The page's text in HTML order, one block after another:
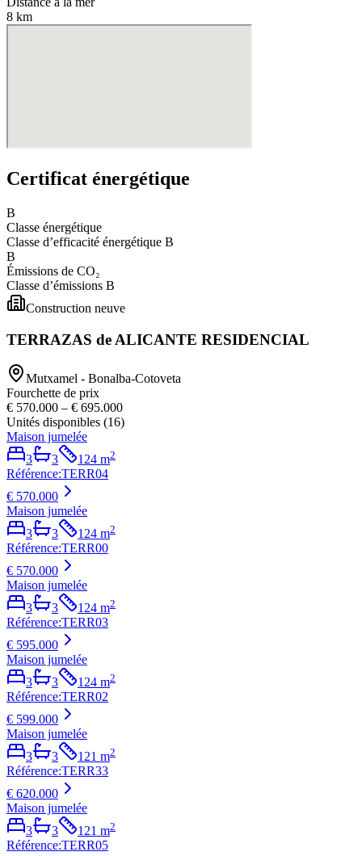
8 km
Certificat énergétique
B
Classe énergétique
Classe d’efficacité énergétique B
B
Émissions de CO₂
Classe d’émissions B
Construction neuve
TERRAZAS de ALICANTE RESIDENCIAL
Mutxamel - Bonalba-Cotoveta
Fourchette de prix
€ 570.000 – € 695.000
Unités disponibles (16)
Maison jumelée
3
3 124 m2
Référence:TERR04
€ 570.000
Maison jumelée
3
3 124 m2
Référence:TERR00
€ 570.000
Maison jumelée
3
3 124 m2
Référence:TERR03
€ 595.000
Maison jumelée
3
3 124 m2
Référence:TERR02
€ 599.000
Maison jumelée
3
3 121 m2
Référence:TERR33
€ 620.000
Maison jumelée
3
3 121 m2
Référence:TERR05